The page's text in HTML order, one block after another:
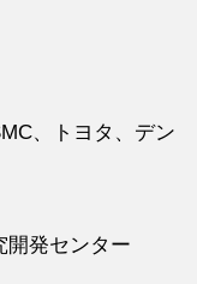
、トヨタ、デン
開発センター